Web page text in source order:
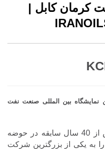
کرمان کابل |
بین المللی صنعت نفت
با بیش از 40 سال سابقه در حوضه
به یکی از بزرگترین شرکت